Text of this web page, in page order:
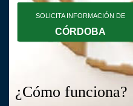
SOLICITA INFORMACIÓN DE
CÓRDOBA
¿Cómo funciona?